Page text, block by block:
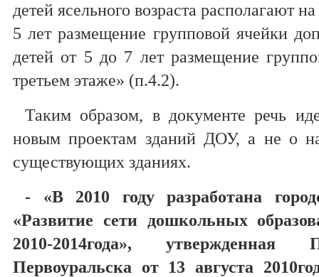
детей ясельного возраста располагают
5 лет размещение групповой ячейки
детей от 5 до 7 лет размещение
третьем этаже» (п.4.2).
Таким образом, в документе речь
новым проектам зданий ДОУ, а не о
существующих зданиях.
- «В 2010 году разработана
«Развитие сети дошкольных
2010-2014года», утвержденная
Первоуральска от 13 августа